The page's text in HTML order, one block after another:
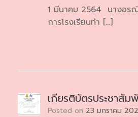
1 มีนาคม 2564 นางอร
การโรงเรียนท่า […]
เกียรติบัตรประชาสัม
Posted on 23 มกราคม